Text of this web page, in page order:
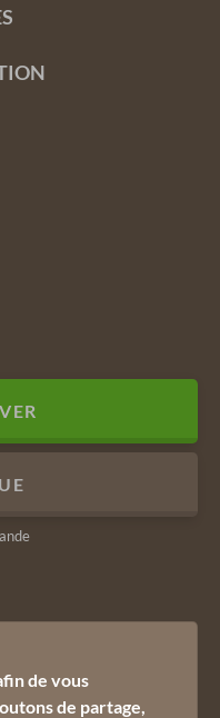
de vous
de partage,